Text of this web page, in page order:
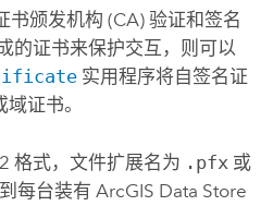
书颁发机构 (CA) 验证和签名
的证书来保护交互，则可以
实用程序将自签名证
证书。
格式，文件扩展名为 .pfx 或
每台装有 ArcGIS Data Store